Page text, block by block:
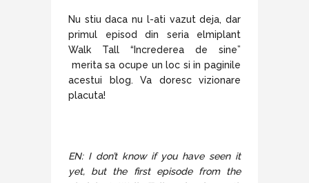
Nu stiu daca nu l-ati vazut deja, dar
primul episod din seria elmiplant
Walk Tall “Increderea de sine”
merita sa ocupe un loc si in paginile
acestui blog. Va doresc vizionare
placuta!
EN: I don’t know if you have seen it
yet, but the first episode from the